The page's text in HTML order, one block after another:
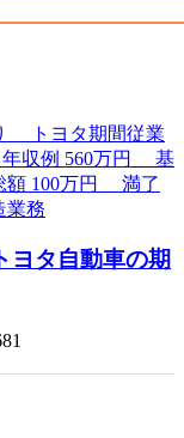
ヨタ自動車の期